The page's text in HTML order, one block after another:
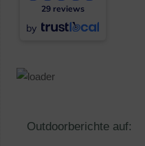
29 reviews
by
Outdoorberichte auf: